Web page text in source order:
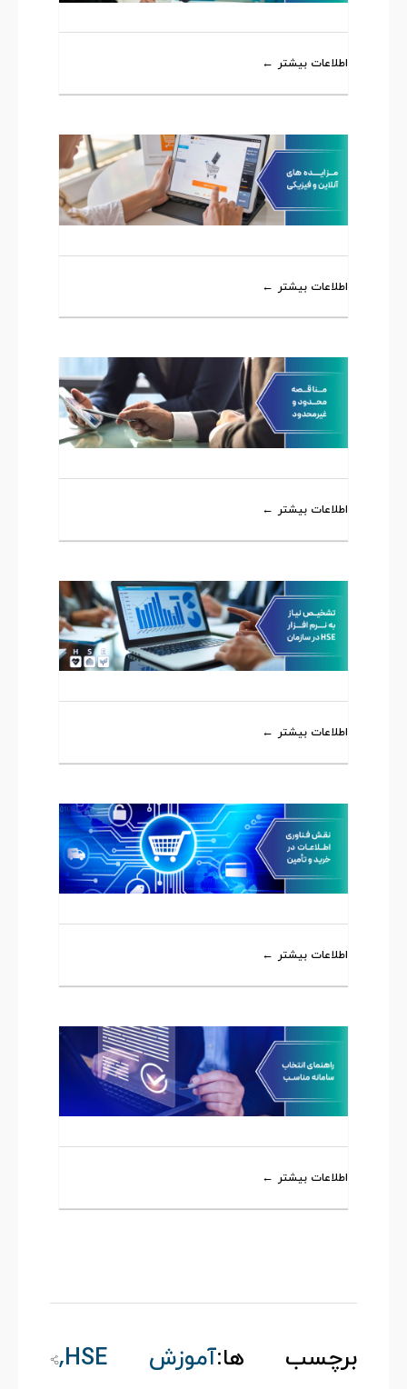
اطلاعات بیشتر
اطلاعات بیشتر
اطلاعات بیشتر
اطلاعات بیشتر
اطلاعات بیشتر
اطلاعات بیشتر
برچسب ها:آموزش HSE ,